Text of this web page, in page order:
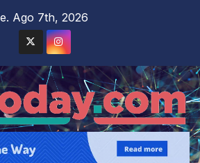
Ago 7th, 2026